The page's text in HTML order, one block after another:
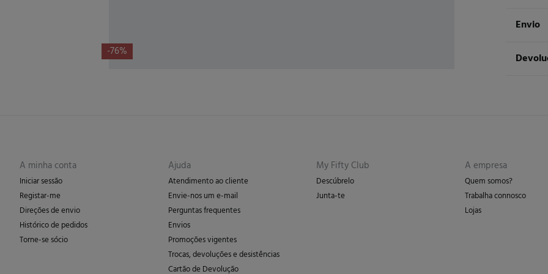
-76%
Envio
A minha conta
Iniciar sessão
Registar-me
Direções de envio
Histórico de pedidos
Torne-se sócio
Ajuda
Atendimento ao cliente
Envie-nos um e-mail
Perguntas frequentes
Envios
Promoções vigentes
Trocas, devoluções e desistências
Cartão de Devolução
My Fifty Club
Descúbrelo
Junta-te
A empresa
Quem somos?
Trabalha connosco
Lojas